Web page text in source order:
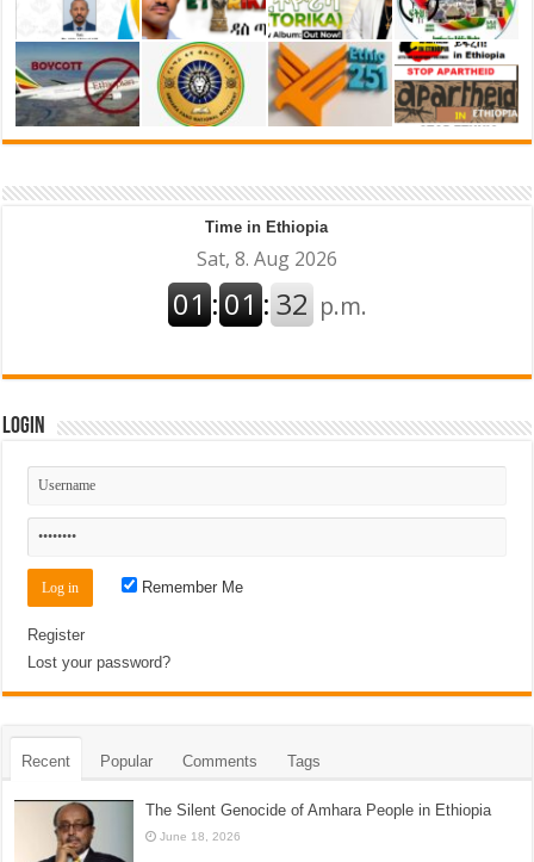
Time in Ethiopia
Login
Remember Me
Register
Lost your password?
Recent Popular Comments Tags
The Silent Genocide of Amhara People in Ethiopia
June 18, 2026